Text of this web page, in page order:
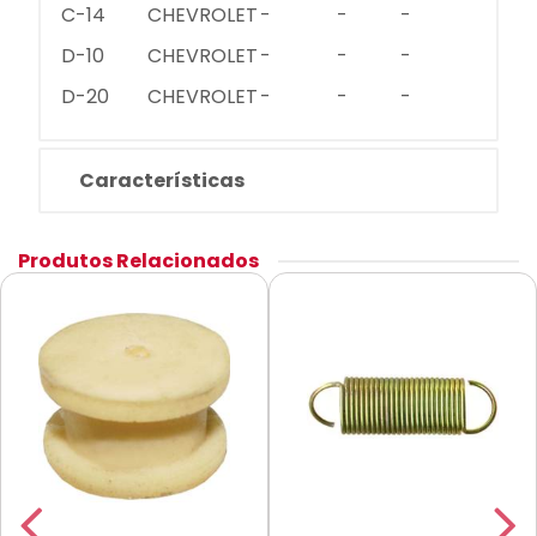
C-14
CHEVROLET- -
-
D-10
CHEVROLET- -
-
D-20
CHEVROLET- - -
Características
Produtos Relacionados